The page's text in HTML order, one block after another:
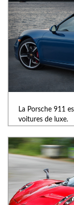
La Porsche 911
voitures de luxe.